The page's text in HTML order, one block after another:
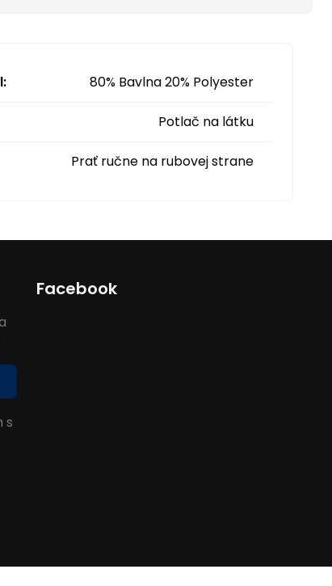
80% Bavlna 20% Polyester
Potlač na látku
Prať ručne na rubovej strane
s
Facebook